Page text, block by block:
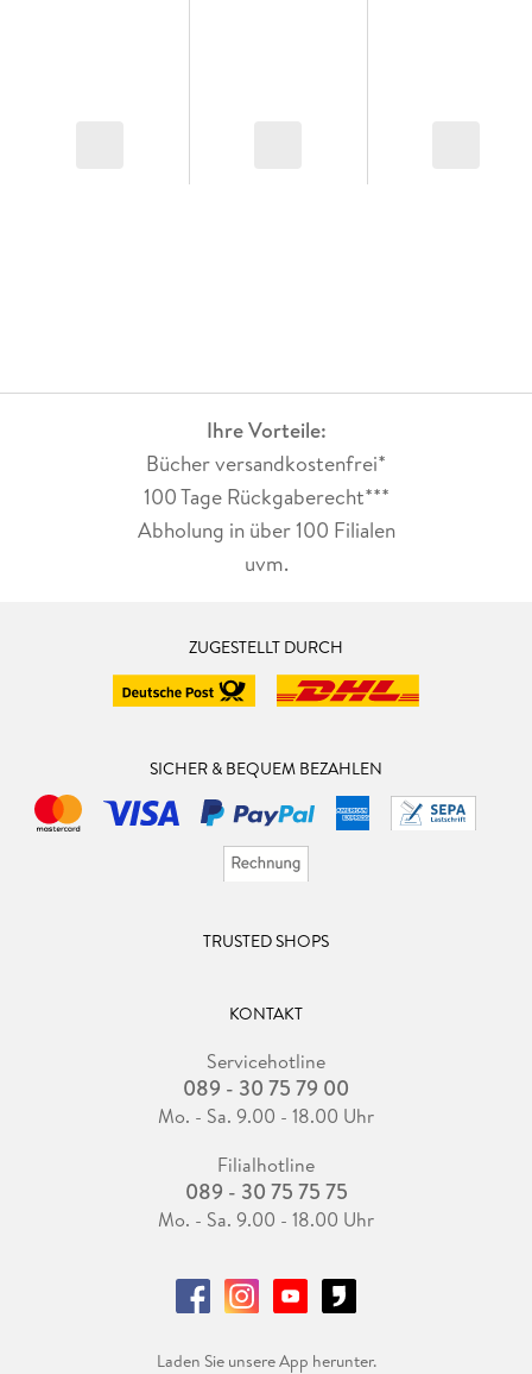
Ihre Vorteile:
Bücher versandkostenfrei*
100 Tage Rückgaberecht***
Abholung in über 100 Filialen
uvm.
ZUGESTELLT DURCH
SICHER & BEQUEM BEZAHLEN
TRUSTED SHOPS
KONTAKT
Servicehotline
089 - 30 75 79 00
Mo. - Sa. 9.00 - 18.00 Uhr
Filialhotline
089 - 30 75 75 75
Mo. - Sa. 9.00 - 18.00 Uhr
Laden Sie unsere App herunter.